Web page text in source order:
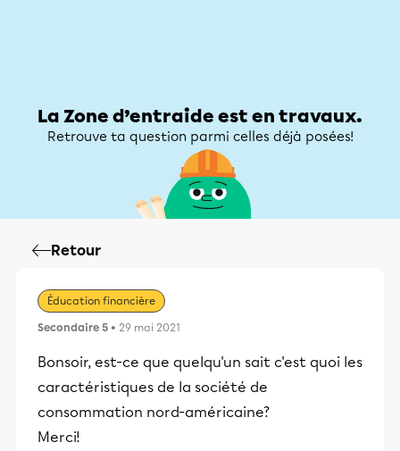
La Zone d’entraide est en travaux.
Retrouve ta question parmi celles déjà posées!
Retour
Éducation financière
Secondaire 5 • 29 mai 2021
Bonsoir, est-ce que quelqu'un sait c'est quoi les
caractéristiques de la société de
consommation nord-américaine?
Merci!